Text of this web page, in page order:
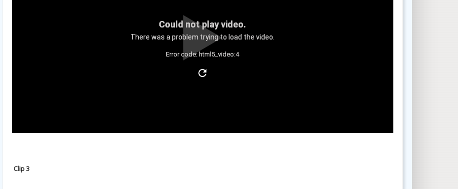
Could not play video.
There was a problem trying to load the video.
Error code: html5_video:4
Clip 3